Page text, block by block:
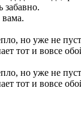
забавно.
вама.
но уже не
тот и вовсе
но уже не
тот и вовсе